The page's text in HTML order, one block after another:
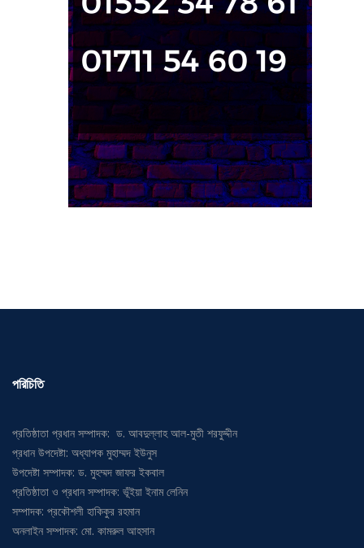
পরিচিতি
প্রতিষ্ঠাতা প্রধান সম্পাদক: ড. আবদুল্লাহ আল-মুতী শরফুদ্দীন
প্রধান উপদেষ্টা: অধ্যাপক মুহাম্মদ ইউনুস
উপদেষ্টা সম্পাদক: ড. মুহম্মদ জাফর ইকবাল
প্রতিষ্ঠাতা ও প্রধান সম্পাদক: ভূঁইয়া ইনাম লেনিন
সম্পাদক: প্রকৌশলী হাকিকুর রহমান
অনলাইন সম্পাদক: মো. কামরুল আহসান